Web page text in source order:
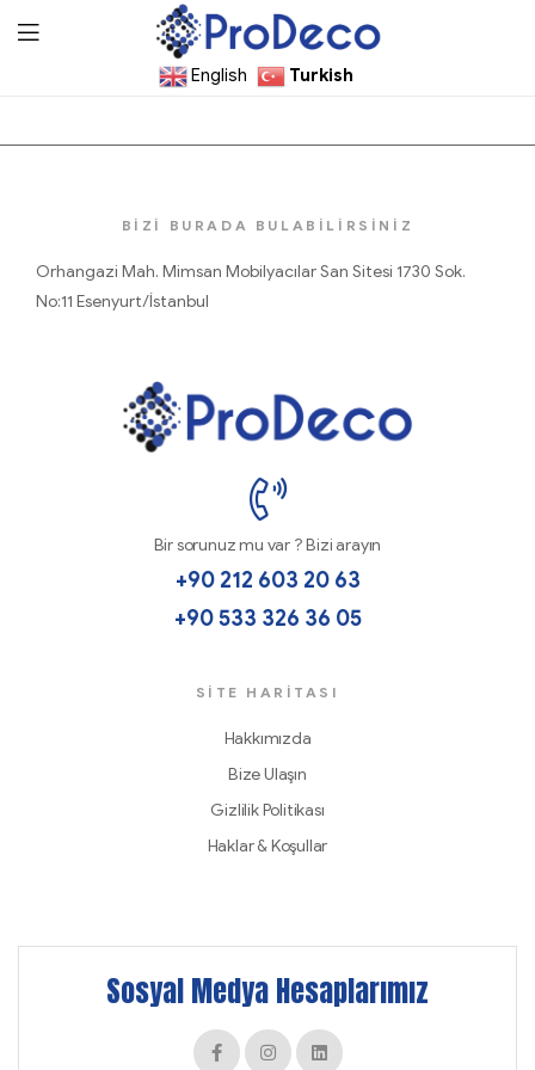
ProDecoTutkal
English Turkish
BİZİ BURADA BULABİLİRSİNİZ
Orhangazi Mah. Mimsan Mobilyacılar San Sitesi 1730 Sok.
No:11 Esenyurt/İstanbul
ProDecoTutkal
Bir sorunuz mu var ? Bizi arayın
+90 212 603 20 63
+90 533 326 36 05
SİTE HARITASI
Hakkımızda
Bize Ulaşın
Gizlilik Politikası
Haklar & Koşullar
Sosyal Medya Hesaplarımız